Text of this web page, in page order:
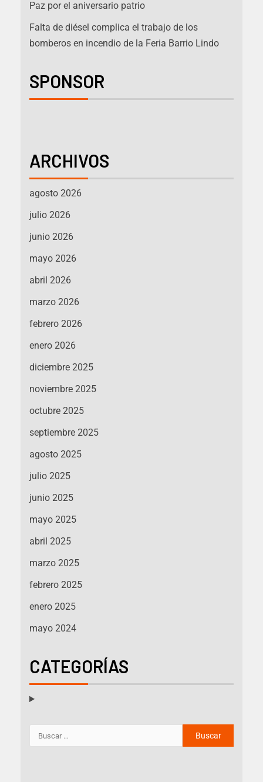
Paz por el aniversario patrio
Falta de diésel complica el trabajo de los
bomberos en incendio de la Feria Barrio Lindo
SPONSOR
ARCHIVOS
agosto 2026
julio 2026
junio 2026
mayo 2026
abril 2026
marzo 2026
febrero 2026
enero 2026
diciembre 2025
noviembre 2025
octubre 2025
septiembre 2025
agosto 2025
julio 2025
junio 2025
mayo 2025
abril 2025
marzo 2025
febrero 2025
enero 2025
mayo 2024
CATEGORÍAS